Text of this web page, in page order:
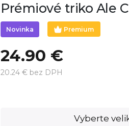
Prémiové triko Ale
Novinka Premium
24.90 €
20.24 € bez DPH
Vyberte